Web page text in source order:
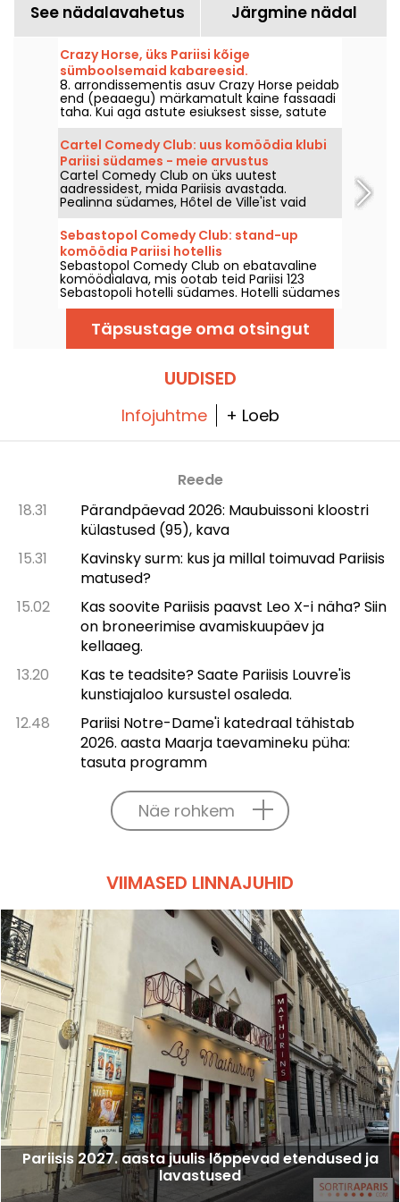
See nädalavahetus Järgmine nädal
Crazy Horse, üks Pariisi kõige
sümboolsemaid kabareesid.
8. arrondissementis asuv Crazy Horse peidab
end (peaaegu) märkamatult kaine fassaadi
taha. Kui aga astute esiuksest sisse, satute
hoopis teistsugusesse atmosfääri, kus teid
ootab imeline show, mis hõlmab tantsu,
etendusi ja valgustatud dekoratsiooni.
Cartel Comedy Club: uus komöödia klubi
Pariisi südames - meie arvustus
Cartel Comedy Club on üks uutest
aadressidest, mida Pariisis avastada.
Pealinna südames, Hôtel de Ville'ist vaid
kiviviske kaugusel asuv Cartel Comedy Club
on ühtlasi baar ja restoran. Oleme seda
proovinud ja andnud teile oma hinnangu!
Sebastopol Comedy Club: stand-up
komöödia Pariisi hotellis
Sebastopol Comedy Club on ebatavaline
komöödialava, mis ootab teid Pariisi 123
Sebastopoli hotelli südames. Hotelli südames
on igal nädalavahetusel stand-up lava, mida
korraldavad tunnustatud artistid.
Täpsustage oma otsingut
UUDISED
Infojuhtme + Loeb
Reede
18.31
Pärandpäevad 2026: Maubuissoni kloostri
külastused (95), kava
15.31
Kavinsky surm: kus ja millal toimuvad Pariisis
matused?
15.02
Kas soovite Pariisis paavst Leo X-i näha? Siin
on broneerimise avamiskuupäev ja
kellaaeg.
13.20
Kas te teadsite? Saate Pariisis Louvre'is
kunstiajaloo kursustel osaleda.
12.48
Pariisi Notre-Dame'i katedraal tähistab
2026. aasta Maarja taevamineku püha:
tasuta programm
Näe rohkem
VIIMASED LINNAJUHID
Pariisis 2027. aasta juulis lõppevad etendused ja
lavastused